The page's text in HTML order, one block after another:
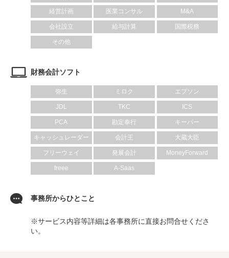
経営計画 医業コンサル M&A
会社設立 給与計算 国際税務
その他
財務会計ソフト
弥生 ミロク エプソン
JDL TKC ICS
PCA 勘定奉行 キーパー
キャッシュレーダー 会計王 大蔵大臣
フリーウェイ 発展会計 MoneyForward
freee A-Saas
事務所からひとこと
※サービス内容等詳細は各事務所に直接お問合せくださ
い。